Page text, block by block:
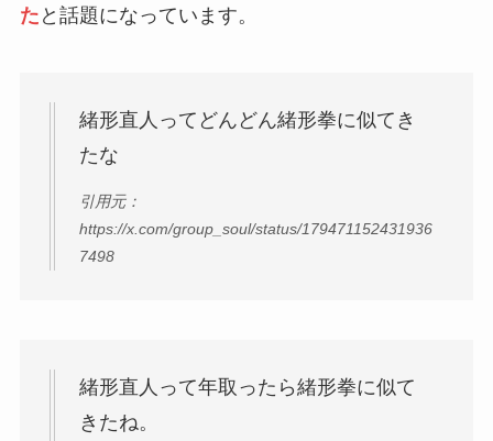
た と話題になっています。
緒形直人ってどんどん緒形拳に似てき
たな
引用元：
https://x.com/group_soul/status/179471152431936
7498
緒形直人って年取ったら緒形拳に似て
きたね。